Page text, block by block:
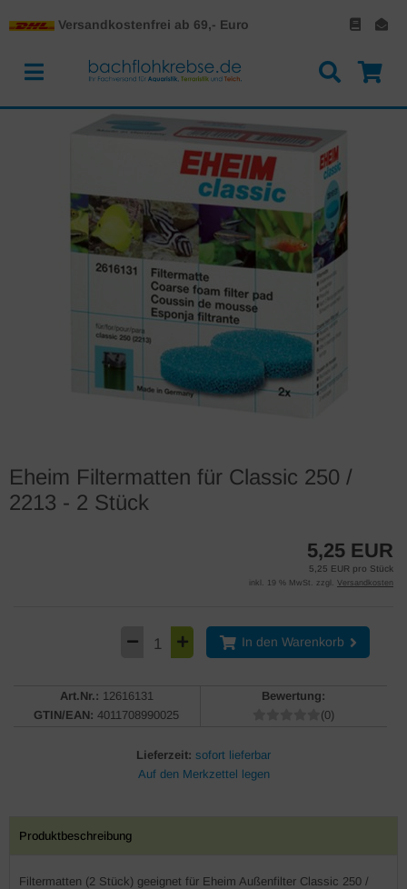
Versandkostenfrei ab 69,- Euro
Eheim Filtermatten für Classic 250 /
2213 - 2 Stück
5,25 EUR
5,25 EUR pro Stück
inkl. 19 % MwSt. zzgl. Versandkosten
In den Warenkorb
Art.Nr.: 12616131
GTIN/EAN: 4011708990025
Bewertung:
(0)
Lieferzeit: sofort lieferbar
Produktbeschreibung
Filtermatten (2 Stück) geeignet für Eheim Außenfilter Classic 250 /